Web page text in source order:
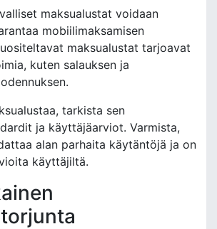
maksualustat voidaan
mobiilimaksamisen
maksualustat tarjoavat
kuten salauksen ja
tarkista sen
ja käyttäjäarviot. Varmista,
alan parhaita käytäntöjä ja on
käyttäjiltä.